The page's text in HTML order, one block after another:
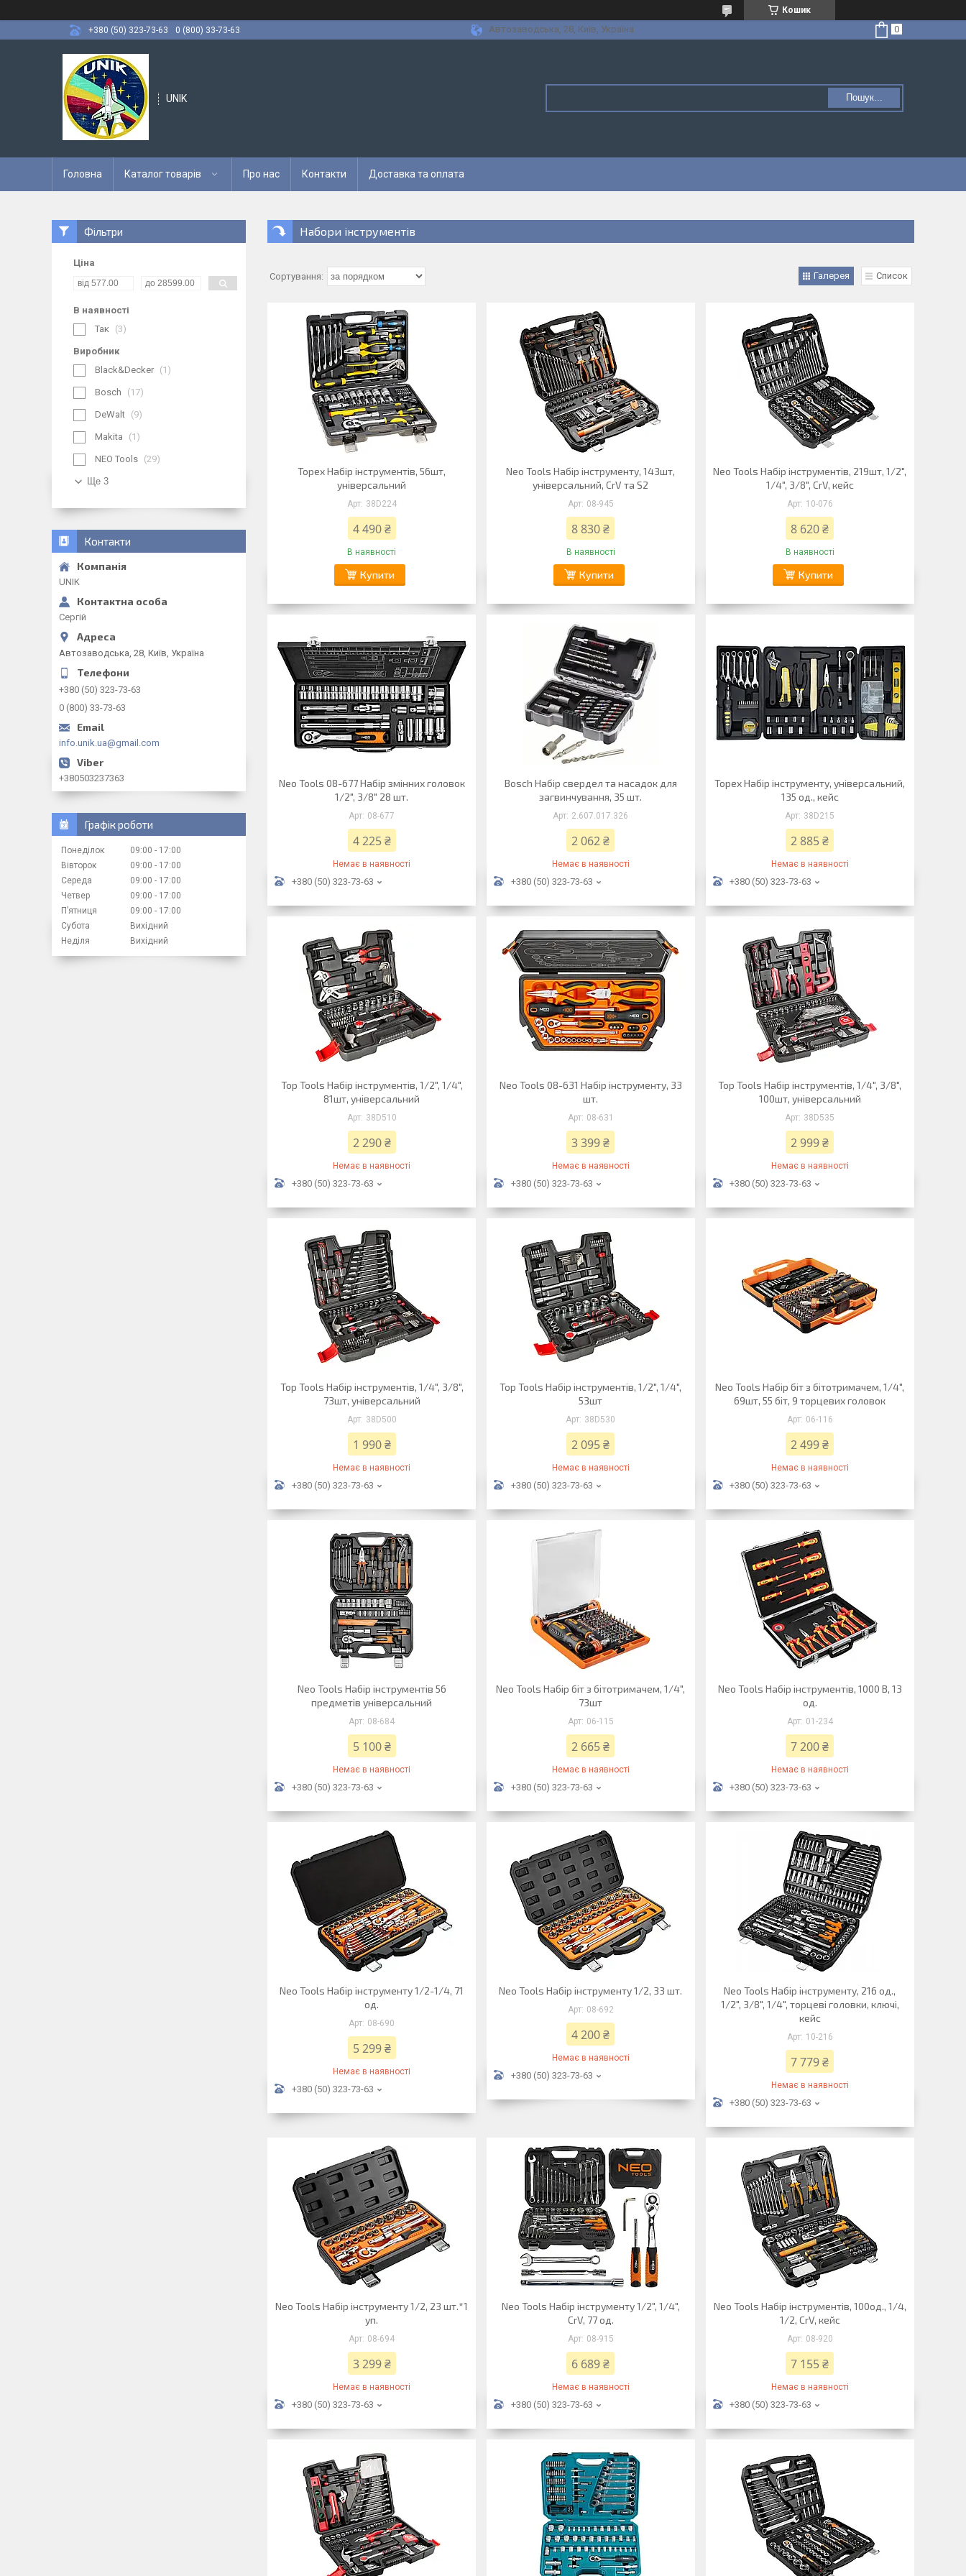
Кошик
+380 (50) 323-73-63
0 (800) 33-73-63 Автозаводська, 28, Київ, Україна
UNIK Пошук...
Головна Каталог товарів Про нас Контакти Доставка та оплата
Набори інструментів
Галерея Список
Topex Набір інструментів, 56шт,
універсальний
38D224
4 490 ₴
В наявності
Купити
Neo Tools Набір інструменту, 143шт,
універсальний, CrV та S2
08-945
8 830 ₴
В наявності
Купити
Neo Tools Набір інструментів, 219шт, 1/2",
1/4", 3/8", CrV, кейс
10-076
8 620 ₴
В наявності
Купити
Neo Tools 08-677 Набiр змiнних головок
1/2", 3/8" 28 шт.
08-677
4 225 ₴
Немає в наявності
+380 (50) 323-73-63
Bosch Набiр свердел та насадок для
загвинчування, 35 шт.
2.607.017.326
2 062 ₴
Немає в наявності
+380 (50) 323-73-63
Topex Набір інструменту, універсальний,
135 од., кейс
38D215
2 885 ₴
Немає в наявності
+380 (50) 323-73-63
Top Tools Набір інструментів, 1/2", 1/4",
81шт, універсальний
38D510
2 290 ₴
Немає в наявності
+380 (50) 323-73-63
Neo Tools 08-631 Набір iнструменту, 33
шт.
08-631
3 399 ₴
Немає в наявності
+380 (50) 323-73-63
Top Tools Набір інструментів, 1/4", 3/8",
100шт, універсальний
38D535
2 999 ₴
Немає в наявності
+380 (50) 323-73-63
Top Tools Набір інструментів, 1/4", 3/8",
73шт, універсальний
38D500
1 990 ₴
Немає в наявності
+380 (50) 323-73-63
Top Tools Набір інструментів, 1/2", 1/4",
53шт
38D530
2 095 ₴
Немає в наявності
+380 (50) 323-73-63
Neo Tools Набір біт з бітотримачем, 1/4",
69шт, 55 біт, 9 торцевих головок
06-116
2 499 ₴
Немає в наявності
+380 (50) 323-73-63
Neo Tools Набір інструментів 56
предметів універсальний
08-684
5 100 ₴
Немає в наявності
+380 (50) 323-73-63
Neo Tools Набір біт з бітотримачем, 1/4",
73шт
06-115
2 665 ₴
Немає в наявності
+380 (50) 323-73-63
Neo Tools Набір інструментів, 1000 В, 13
од.
01-234
7 200 ₴
Немає в наявності
+380 (50) 323-73-63
Neo Tools Набір інструменту 1/2-1/4, 71
од.
08-690
5 299 ₴
Немає в наявності
+380 (50) 323-73-63
Neo Tools Набір інструменту 1/2, 33 шт.
08-692
4 200 ₴
Немає в наявності
+380 (50) 323-73-63
Neo Tools Набір інструменту, 216 од.,
1/2", 3/8", 1/4", торцеві головки, ключі,
кейс
10-216
7 779 ₴
Немає в наявності
+380 (50) 323-73-63
Neo Tools Набір інструменту 1/2, 23 шт.*1
уп.
08-694
3 299 ₴
Немає в наявності
+380 (50) 323-73-63
Neo Tools Набір інструменту 1/2", 1/4",
CrV, 77 од.
08-915
6 689 ₴
Немає в наявності
+380 (50) 323-73-63
Neo Tools Набір інструментів, 100од., 1/4,
1/2, CrV, кейс
08-920
7 155 ₴
Немає в наявності
+380 (50) 323-73-63
Фільтри
Ціна
В наявності
Так
3
Виробник
Black&Decker
1
Bosch 17
DeWalt 9
Makita 1
NEO Tools 29
Ще 3
Контакти
UNIK
Сергій
Автозаводська, 28, Київ, Україна
+380 (50) 323-73-63
0 (800) 33-73-63
info.unik.ua@gmail.com
+380503237363
Графік роботи
Понеділок 09:00
17:00
Вівторок
09:00
17:00
Середа
09:00
17:00
Четвер
09:00
17:00
Пʼятниця
09:00
17:00
Субота
Вихідний
Неділя
Вихідний